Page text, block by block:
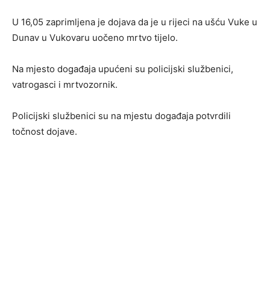
U 16,05 zaprimljena je dojava da je u rijeci na ušću Vuke u
Dunav u Vukovaru uočeno mrtvo tijelo.
Na mjesto događaja upućeni su policijski službenici,
vatrogasci i mrtvozornik.
Policijski službenici su na mjestu događaja potvrdili
točnost dojave.